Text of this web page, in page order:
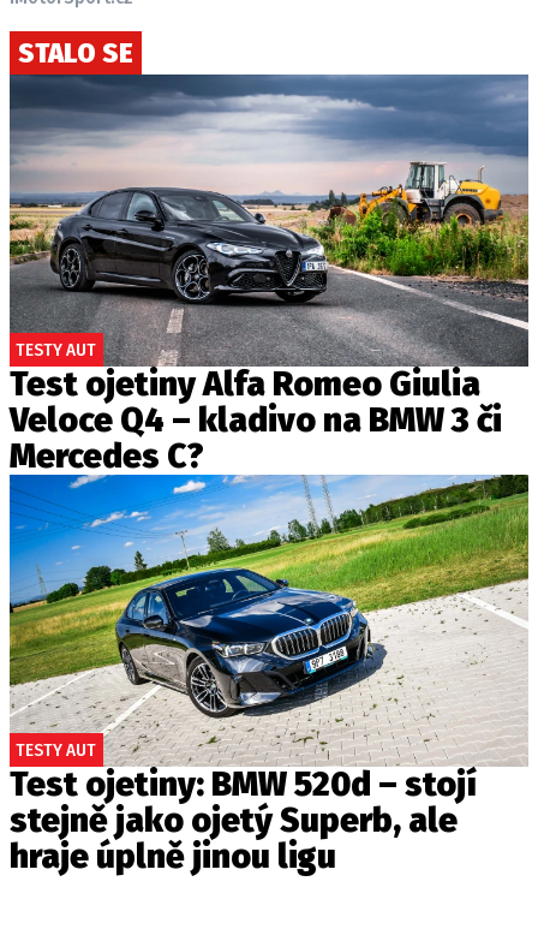
STALO SE
TESTY AUT
Test ojetiny Alfa Romeo Giulia
Veloce Q4 – kladivo na BMW 3 či
Mercedes C?
TESTY AUT
Test ojetiny: BMW 520d – stojí
stejně jako ojetý Superb, ale
hraje úplně jinou ligu